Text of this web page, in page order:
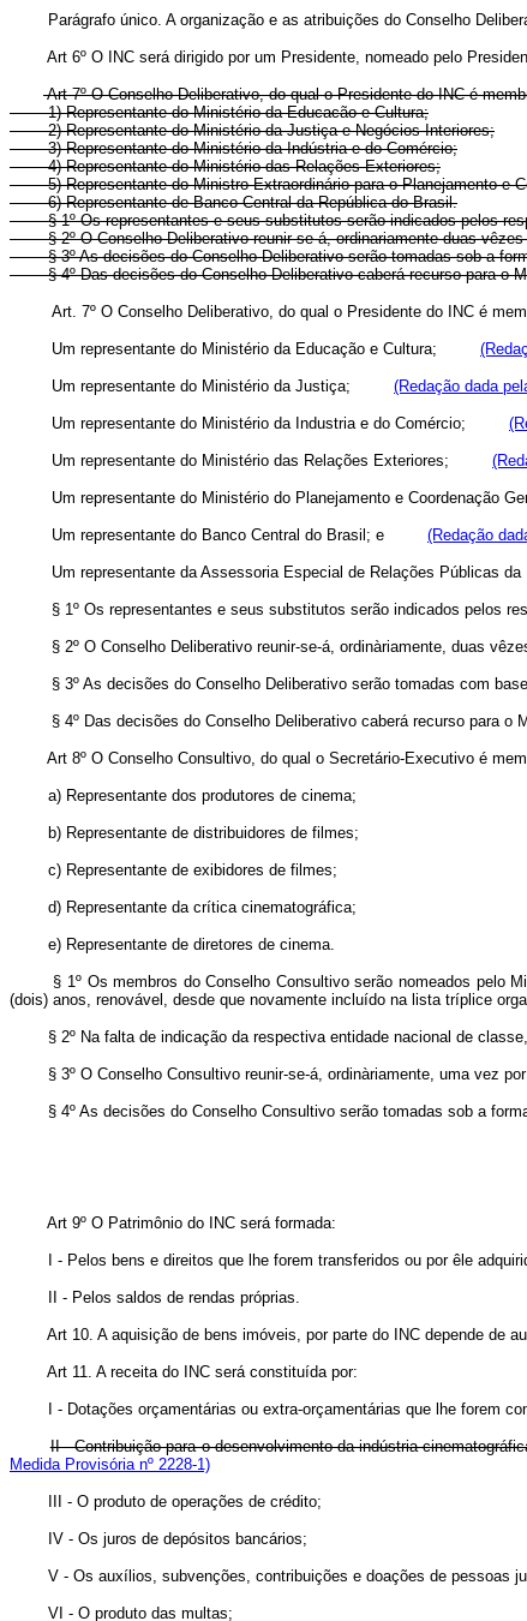
Parágrafo único. A organização e as atribuições do Conselho
Art 6º O INC será dirigido por um Presidente, nomeado pelo
Art 7º O Conselho Deliberativo, do qual o Presidente do INC é
1) Representante do Ministério da Educacão e Cultura;
2) Representante do Ministério da Justiça e Negócios Interiores;
3) Representante do Ministério da Indústria e do Comércio;
4) Representante do Ministério das Relações Exteriores;
5) Representante do Ministro Extraordinário para o Planejamento e
6) Representante de Banco Central da República do Brasil.
§ 1º Os representantes e seus substitutos serão indicados pelos
§ 2º O Conselho Deliberativo reunir-se-á, ordinariamente duas vêzes
§ 3º As decisões do Conselho Deliberativo serão tomadas sob a
§ 4º Das decisões do Conselho Deliberativo caberá recurso para o
Art. 7º O Conselho Deliberativo, do qual o Presidente do INC é
Um representante do Ministério da Educação e Cultura;
Um representante do Ministério da Justiça; (Redação dada
Um representante do Ministério da Industria e do Comércio;
Um representante do Ministério das Relações Exteriores;
Um representante do Ministério do Planejamento e
Um representante do Banco Central do Brasil; e (Redação
Um representante da Assessoria Especial de Relações
§ 1º Os representantes e seus substitutos serão indicados
§ 2º O Conselho Deliberativo reunir-se-á, ordinàriamente, duas
§ 3º As decisões do Conselho Deliberativo serão tomadas com
§ 4º Das decisões do Conselho Deliberativo caberá recurso
Art 8º O Conselho Consultivo, do qual o Secretário-Executivo é
a) Representante dos produtores de cinema;
b) Representante de distribuidores de filmes;
c) Representante de exibidores de filmes;
d) Representante da crítica cinematográfica;
e) Representante de diretores de cinema.
§ 1º Os membros do Conselho Consultivo serão nomeados pelo
(dois) anos, renovável, desde que novamente incluído na lista tríplice
§ 2º Na falta de indicação da respectiva entidade nacional de classe,
§ 3º O Conselho Consultivo reunir-se-á, ordinàriamente, uma vez
§ 4º As decisões do Conselho Consultivo serão tomadas sob a
Art 9º O Patrimônio do INC será formada:
I - Pelos bens e direitos que lhe forem transferidos ou por êle
II - Pelos saldos de rendas próprias.
Art 10. A aquisição de bens imóveis, por parte do INC depende de
Art 11. A receita do INC será constituída por:
I - Dotações orçamentárias ou extra-orçamentárias que lhe forem
II - Contribuição para o desenvolvimento da indústria
Medida Provisória nº 2228-1)
III - O produto de operações de crédito;
IV - Os juros de depósitos bancários;
V - Os auxílios, subvenções, contribuições e doações de pessoas
VI - O produto das multas;